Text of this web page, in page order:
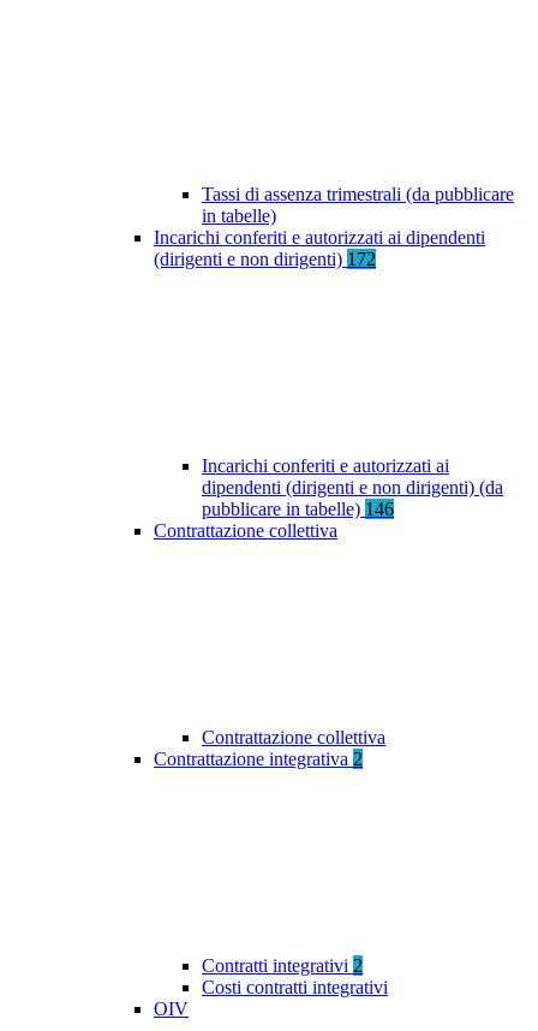
Tassi di assenza trimestrali (da pubblicare
in tabelle)
Incarichi conferiti e autorizzati ai dipendenti
(dirigenti e non dirigenti) 172
Incarichi conferiti e autorizzati ai
dipendenti (dirigenti e non dirigenti) (da
pubblicare in tabelle) 146
Contrattazione collettiva
Contrattazione collettiva
Contrattazione integrativa 2
Contratti integrativi 2
Costi contratti integrativi
OIV